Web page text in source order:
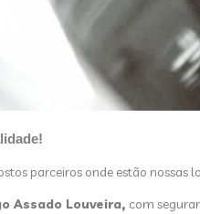
parceiros onde estão
Assado Louveira, com